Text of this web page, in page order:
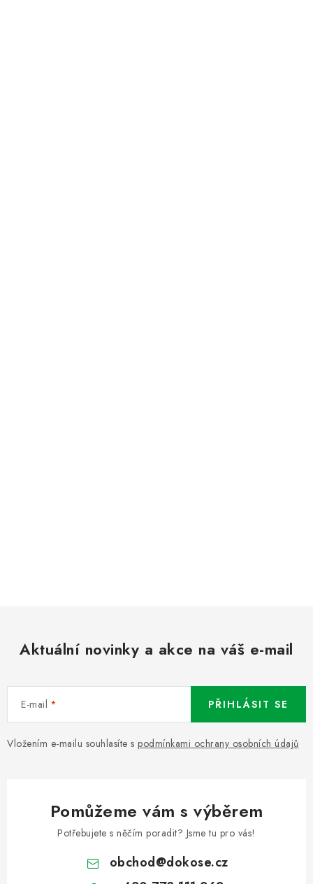
Aktuální novinky a akce na váš e-mail
E-mail
Vložením e-mailu souhlasíte s podmínkami ochrany osobních údajů
PŘIHLÁSIT SE
Pomůžeme vám s výběrem
Potřebujete s něčím poradit? Jsme tu pro vás!
obchod@dokose.cz